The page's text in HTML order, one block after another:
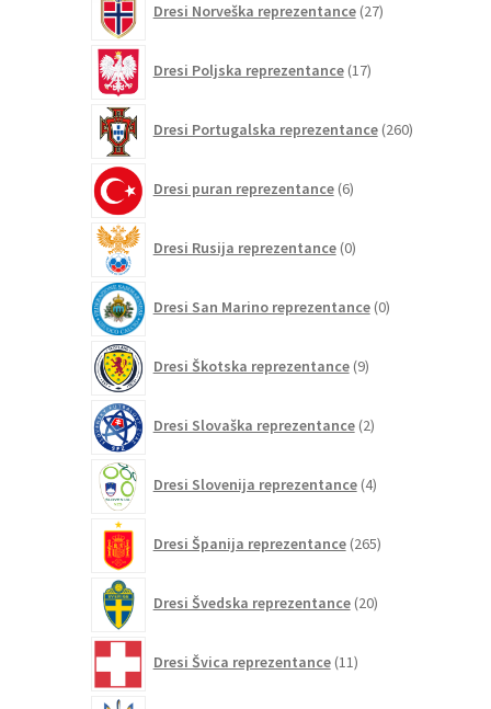
Dresi Norveška reprezentance 27izdelkov
Dresi Poljska reprezentance 17izdelkov
Dresi Portugalska reprezentance 260izdelkov
Dresi puran reprezentance 6izdelkov
Dresi Rusija reprezentance 0izdelkov
Dresi San Marino reprezentance 0izdelkov
Dresi Škotska reprezentance 9izdelkov
Dresi Slovaška reprezentance 2izdelka
Dresi Slovenija reprezentance 4izdelki
Dresi Španija reprezentance 265izdelkov
Dresi Švedska reprezentance 20izdelkov
Dresi Švica reprezentance 11izdelkov